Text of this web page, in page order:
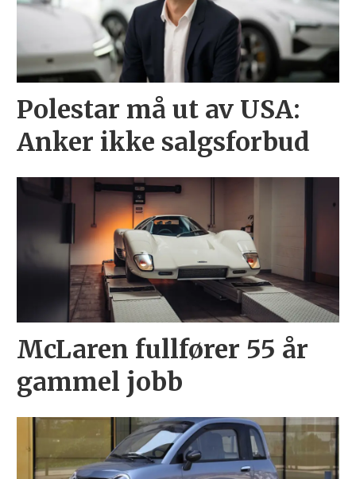
Polestar må ut av USA:
Anker ikke salgsforbud
McLaren fullfører 55 år
gammel jobb